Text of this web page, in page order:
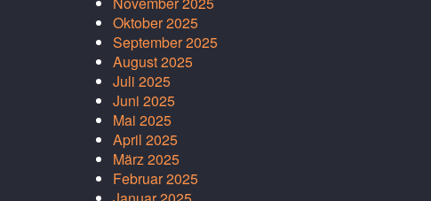
Oktober 2025
September 2025
August 2025
Juli 2025
Juni 2025
Mai 2025
April 2025
März 2025
Februar 2025